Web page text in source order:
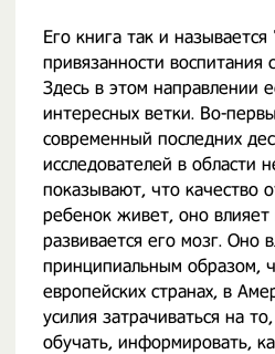
Его книга так и
привязанности воспитания
Здесь в этом направлении
интересных ветки. Во-
современный последних
исследователей в области
показывают, что качество
ребенок живет, оно влияет
развивается его мозг. Оно
принципиальным образом,
европейских странах, в
усилия затрачиваться на
обучать, информировать,